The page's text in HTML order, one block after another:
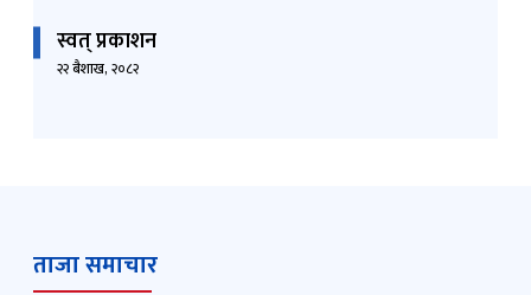
स्वत् प्रकाशन
२२ बैशाख, २०८२
ताजा समाचार